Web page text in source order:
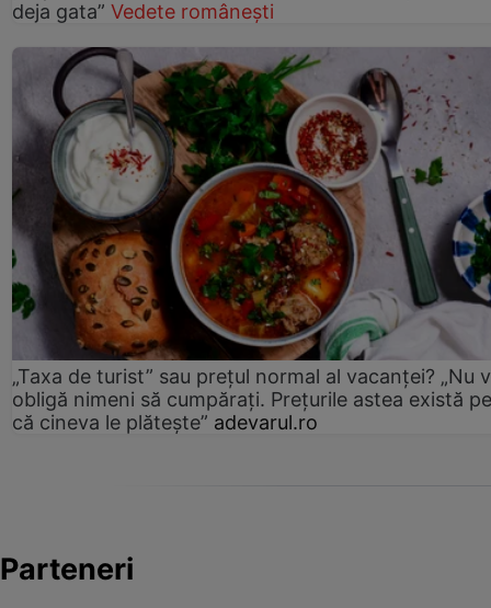
deja gata” Vedete românești
„Taxa de turist” sau prețul normal al vacanței? „Nu
obligă nimeni să cumpărați. Prețurile astea există
că cineva le plătește” adevarul.ro
Parteneri